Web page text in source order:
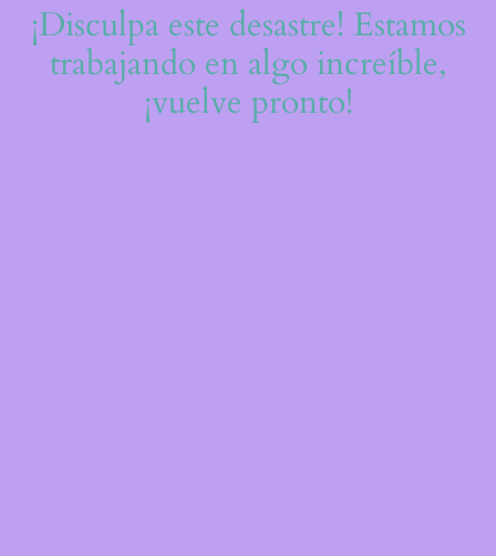
¡Disculpa este desastre! Estamos
trabajando en algo increíble,
¡vuelve pronto!